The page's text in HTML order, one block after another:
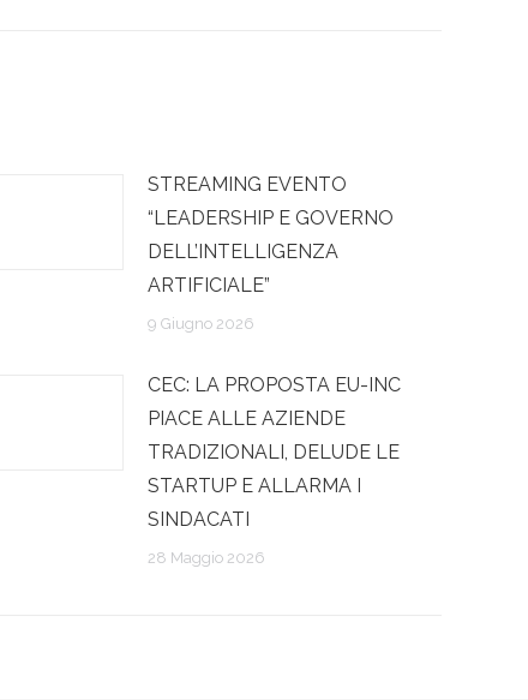
STREAMING EVENTO
“LEADERSHIP E GOVERNO
DELL’INTELLIGENZA
ARTIFICIALE”
9 Giugno 2026
CEC: LA PROPOSTA EU-INC
PIACE ALLE AZIENDE
TRADIZIONALI, DELUDE LE
STARTUP E ALLARMA I
SINDACATI
28 Maggio 2026